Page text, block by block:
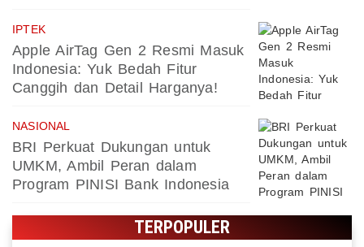
IPTEK
Apple AirTag Gen 2 Resmi Masuk
Indonesia: Yuk Bedah Fitur
Canggih dan Detail Harganya!
NASIONAL
BRI Perkuat Dukungan untuk
UMKM, Ambil Peran dalam
Program PINISI Bank Indonesia
TERPOPULER